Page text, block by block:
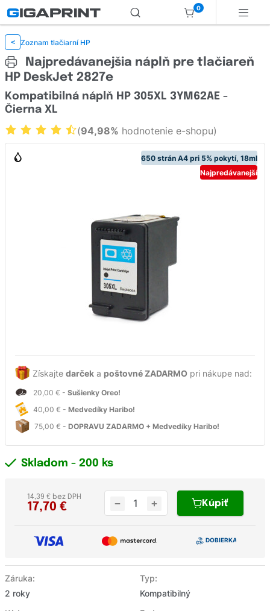
0
< Zoznam tlačiarní HP
Najpredávanejšia náplň pre tlačiareň
HP DeskJet 2827e
650 strán A4 pri 5% pokytí, 18ml
Najpredávanejší
Získajte darček a poštovné ZADARMO pri nákupe nad:
20,00 € - Sušienky Oreo!
40,00 € - Medvedíky Haribo!
75,00 € - DOPRAVU ZADARMO + Medvedíky Haribo!
Kompatibilná náplň HP 305XL 3YM62AE -
Čierna XL
(94,98% hodnotenie e-shopu)
Záruka:
2 roky
Typ:
Kompatibilný
Skladom - 200 ks
17,70 €
14,39 € bez DPH
Kúpiť